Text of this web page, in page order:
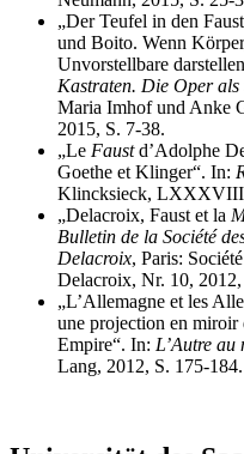
„Der Teufel in den
und Boito. Wenn
Unvorstellbare
Kastraten. Die Oper als
Maria Imhof und Anke
2015, S. 7-38.
„Le Faustd’Adolphe
Goethe et Klinger“. In:
Klincksieck, LXXXVIII,
„Delacroix, Faust et la
Bulletin de la Société
Delacroix, Paris:
Delacroix, Nr. 10,
„L’Allemagne et les
une projection en miroir
Empire“. In: L’Autre au
Lang, 2012, S. 175-184.